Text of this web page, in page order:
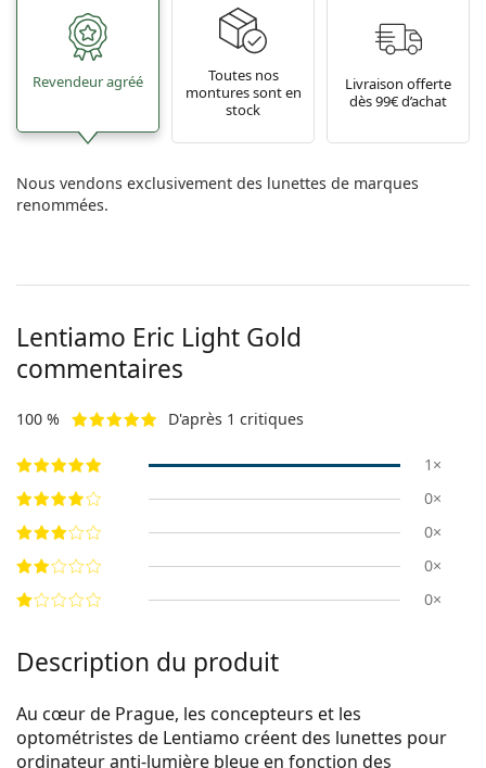
Revendeur agréé
Toutes nos
montures sont en
stock
Livraison offerte
dès 99€ d’achat
Nous vendons exclusivement des lunettes de marques
renommées.
Lentiamo Eric Light Gold
commentaires
100 % D'après 1 critiques
1×
0×
0×
0×
0×
Description du produit
Au cœur de Prague, les concepteurs et les
optométristes de Lentiamo créent des lunettes pour
ordinateur anti-lumière bleue en fonction des